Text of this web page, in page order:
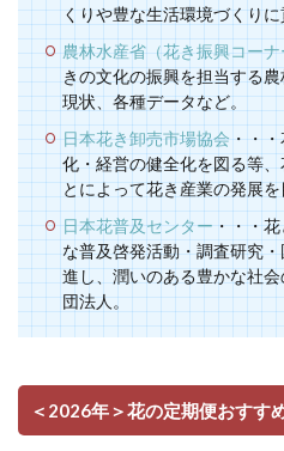
くりや豊な生活環境づくり
農林水産省（花き振興コー
きの文化の振興を担当する
現状、各種データなど。
日本花き卸売市場協会・・
化・経営の健全化を図る等
とによって花き産業の発展
日本花普及センター・・・
な普及啓発活動・調査研究
進し、潤いのある豊かな社
団法人。
＜2026年＞花の定期便おすす